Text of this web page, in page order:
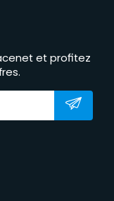
et profitez